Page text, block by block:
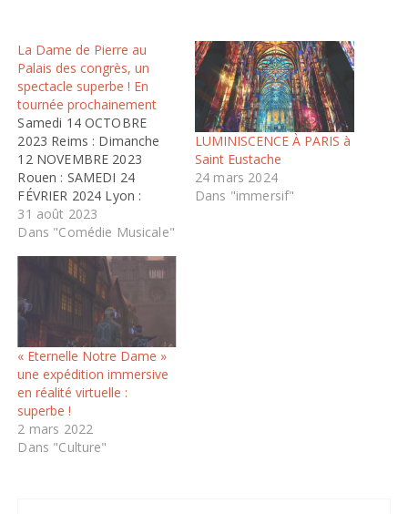
La Dame de Pierre au
Palais des congrès, un
spectacle superbe ! En
tournée prochainement
Samedi 14 OCTOBRE
2023 Reims : Dimanche
12 NOVEMBRE 2023
Rouen : SAMEDI 24
FÉVRIER 2024 Lyon :
SAMEDI 9 MARS 2024
Strasbourg : SAMEDI 15
29 JUIN 2024 SPECTACLE
HOMMAGE L’intuition de"
La Dame de Pierre" est
née en avril 2019, au
lendemain de…
31 août 2023
Dans "Comédie Musicale"
LUMINISCENCE À PARIS à
Saint Eustache
24 mars 2024
Dans "immersif"
« Eternelle Notre Dame »
une expédition immersive
en réalité virtuelle :
superbe !
2 mars 2022
Dans "Culture"